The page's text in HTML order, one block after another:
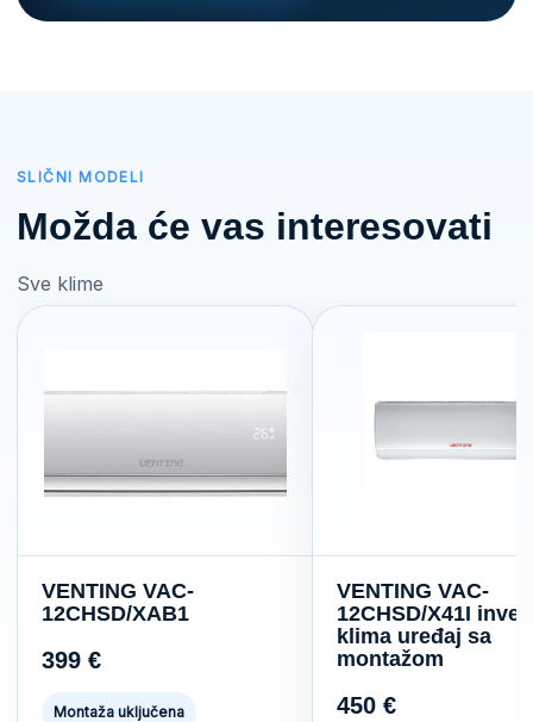
SLIČNI MODELI
Možda će vas interesovati
Sve klime
VENTING VAC-
12CHSD/XAB1
399 €
Montaža uključena
VENTING VAC-
12CHSD/X41I
klima uređaj sa
montažom
450 €